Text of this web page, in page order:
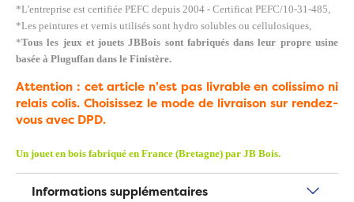
*L'entreprise est certifiée PEFC depuis 2004 - Certificat PEFC/10-31-485,
*Les peintures et vernis utilisés sont hydro solubles ou cellulosiques,
*Tous les jeux et jouets JBBois sont fabriqués dans leur propre usine
basée à Pluguffan dans le Finistère.
Attention : cet article n'est pas livrable en colissimo ni
relais colis. Choisissez le mode de livraison sur rendez-
vous avec DPD.
Un jouet en bois fabriqué en France (Bretagne) par JB Bois.
Informations supplémentaires